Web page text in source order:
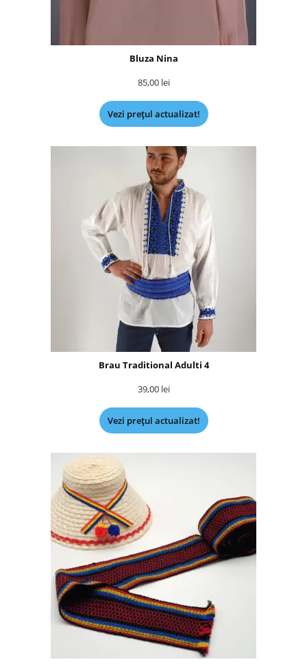
Bluza Nina
85,00 lei
Vezi prețul actualizat!
Brau Traditional Adulti 4
39,00 lei
Vezi prețul actualizat!